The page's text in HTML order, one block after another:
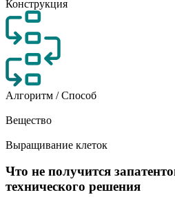
Конструкция
Алгоритм / Способ
Вещество
Выращивание клеток
Что не получится
технического решения